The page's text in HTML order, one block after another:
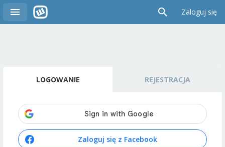
Zaloguj się
LOGOWANIE REJESTRACJA
Zaloguj się z Facebook